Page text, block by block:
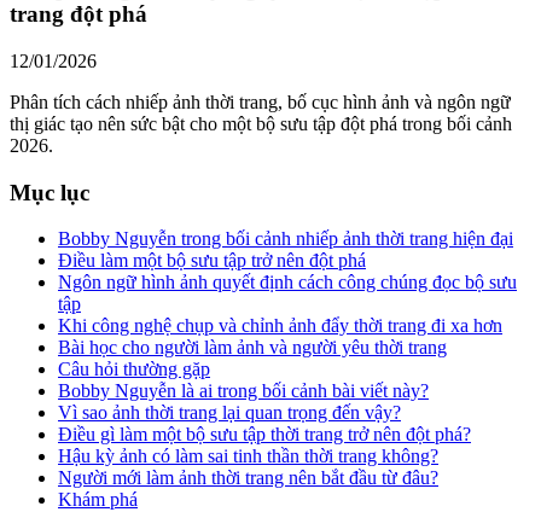
trang đột phá
12/01/2026
Phân tích cách nhiếp ảnh thời trang, bố cục hình ảnh và ngôn ngữ
thị giác tạo nên sức bật cho một bộ sưu tập đột phá trong bối cảnh
2026.
Mục lục
Bobby Nguyễn trong bối cảnh nhiếp ảnh thời trang hiện đại
Điều làm một bộ sưu tập trở nên đột phá
Ngôn ngữ hình ảnh quyết định cách công chúng đọc bộ sưu
tập
Khi công nghệ chụp và chỉnh ảnh đẩy thời trang đi xa hơn
Bài học cho người làm ảnh và người yêu thời trang
Câu hỏi thường gặp
Bobby Nguyễn là ai trong bối cảnh bài viết này?
Vì sao ảnh thời trang lại quan trọng đến vậy?
Điều gì làm một bộ sưu tập thời trang trở nên đột phá?
Hậu kỳ ảnh có làm sai tinh thần thời trang không?
Người mới làm ảnh thời trang nên bắt đầu từ đâu?
Khám phá